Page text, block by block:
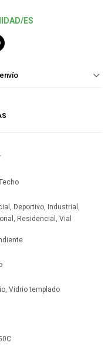
ES
Deportivo, Industrial,
Residencial, Vial
Vidrio templado